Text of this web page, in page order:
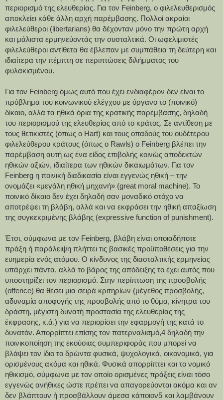
περιορισμό της ελευθερίας. Για τον Feinberg, ο φιλελευθερισμός
αποκλείει κάθε άλλη αρχή παρέμβασης. Πολλοί ακραίοι
φιλελεύθεροι (libertarians) θα δέχονταν μόνο την πρώτη αρχή
και μάλιστα ερμηνεύοντάς την συσταλτικά. Οι ωφελιμιστές
φιλελεύθεροι αντίθετα θα έβλεπαν με συμπάθεια τη δεύτερη και
ιδιαίτερα την πέμπτη σε περιπτώσεις διλήμματος του
φυλακισμένου.
Για τον Feinberg όμως αυτό που έχει ενδιαφέρον δεν είναι το
πρόβλημα του κοινωνικού ελέγχου με όργανο το (ποινικό)
δίκαιο, αλλά τα ηθικά όρια της κρατικής παρέμβασης, δηλαδή
του περιορισμού της ελευθερίας από το κράτος. Σε αντίθεση με
τους θετικιστές (όπως ο Hart) και τους οπαδούς του ουδέτερου
φιλελεύθερου κράτους (όπως ο Rawls) ο Feinberg βλέπει την
παρέμβαση αυτή ως ένα είδος επιβολής κοινώς αποδεκτών
ηθικών αξιών, ιδιαίτερα των ηθικών δικαιωμάτων. Για τον
Feinberg η ποινική διαδικασία είναι εγγενώς ηθική – την
ονομάζει «μεγάλη ηθική μηχανή» (great moral machine). Το
ποινικό δίκαιο δεν έχει δηλαδή σαν μοναδικό στόχο να
αποτρέψει τη βλάβη, αλλά και να εκφράσει την ηθική απαξίωση
της συγκεκριμένης βλάβης (expressive function of punishment).
Έτσι, σύμφωνα με τον Feinberg, βλάβη είναι οποιαδήποτε
πράξη ή παράλειψη πλήττει τις βασικές προϋποθέσεις για την
ευημερία ενός ατόμου. Ο κίνδυνος της διασταλτικής ερμηνείας
υπάρχει πάντα, αλλά το βάρος της απόδειξης το έχει αυτός που
υποστηρίζει τον περιορισμό. Στην περίπτωση της προσβολής
(offence) θα θέσει μια σειρά κριτηρίων (μέγεθος προσβολής,
αδυναμία αποφυγής της προσβολής από το θύμα, κίνητρα του
δράστη, μέγιστη δυνατή προστασία της ελευθερίας της
έκφρασης, κ.ά.) για να περιορίσει την εφαρμογή της κατά το
δυνατόν. Απορρίπτει επίσης τον πατερναλισμό,4 δηλαδή την
ποινικοποίηση της εκούσιας συμπεριφοράς που μπορεί να
βλάψει τον ίδιο το δρώντα φυσικά, ψυχολογικά, οικονομικά, για
ορισμένους ακόμα και ηθικά. Φυσικά απορρίπτει και το νομικό
ηθικισμό, σύμφωνα με τον οποίο ορισμένες πράξεις είναι τόσο
εγγενώς ανήθικες ώστε πρέπει να απαγορεύονται ακόμα και αν
δεν βλάπτουν ή προσβάλλουν άμεσα κάποιον5 και λαμβάνουν